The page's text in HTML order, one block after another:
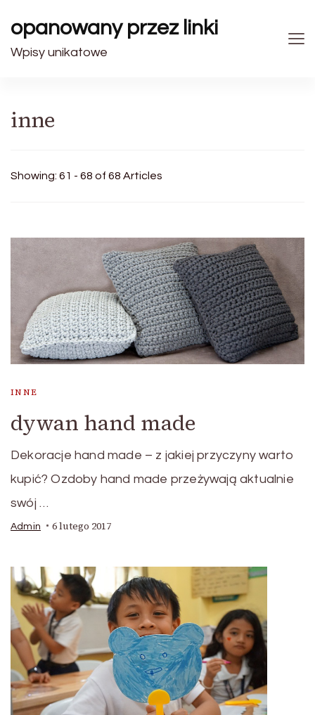
opanowany przez linki
Wpisy unikatowe
inne
Showing: 61 - 68 of 68 Articles
INNE
dywan hand made
Dekoracje hand made – z jakiej przyczyny warto
kupić? Ozdoby hand made przeżywają aktualnie
swój …
Admin 6 lutego 2017